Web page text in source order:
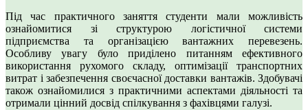
Під час практичного заняття студенти мали можливість
ознайомитися зі структурою логістичної системи
підприємства та організацією вантажних перевезень.
Особливу увагу було приділено питанням ефективного
використання рухомого складу, оптимізації транспортних
витрат і забезпечення своєчасної доставки вантажів. Здобувачі
також ознайомилися з практичними аспектами діяльності та
отримали цінний досвід спілкування з фахівцями галузі.